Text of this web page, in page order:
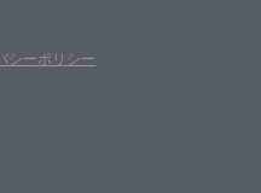
シーポリシー